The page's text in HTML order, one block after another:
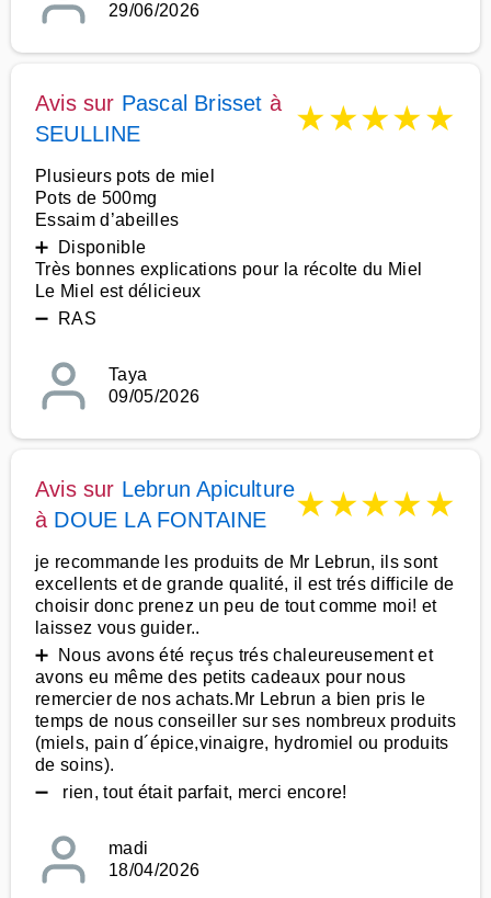
29/06/2026
Avis sur Pascal Brisset à
SEULLINE
★★★★★
Plusieurs pots de miel
Pots de 500mg
Essaim d’abeilles
➕ Disponible
Très bonnes explications pour la récolte du Miel
Le Miel est délicieux
➖ RAS
Taya
09/05/2026
Avis sur Lebrun Apiculture
à DOUE LA FONTAINE ★★★★★
je recommande les produits de Mr Lebrun, ils sont
excellents et de grande qualité, il est trés difficile de
choisir donc prenez un peu de tout comme moi! et
laissez vous guider..
➕ Nous avons été reçus trés chaleureusement et
avons eu même des petits cadeaux pour nous
remercier de nos achats.Mr Lebrun a bien pris le
temps de nous conseiller sur ses nombreux produits
(miels, pain d´épice,vinaigre, hydromiel ou produits
de soins).
➖ rien, tout était parfait, merci encore!
madi
18/04/2026